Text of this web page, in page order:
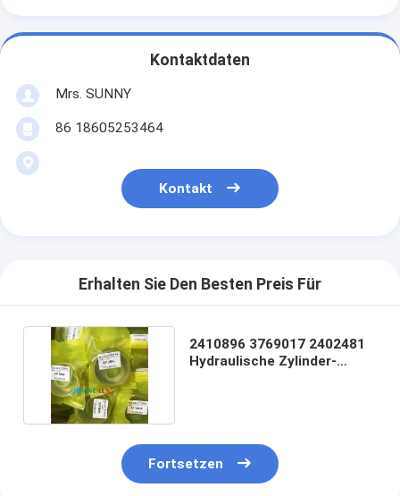
Kontaktdaten
Mrs. SUNNY
86 18605253464
Kontakt
Erhalten Sie Den Besten Preis Für
2410896 3769017 2402481
Hydraulische Zylinder-
Fortsetzen